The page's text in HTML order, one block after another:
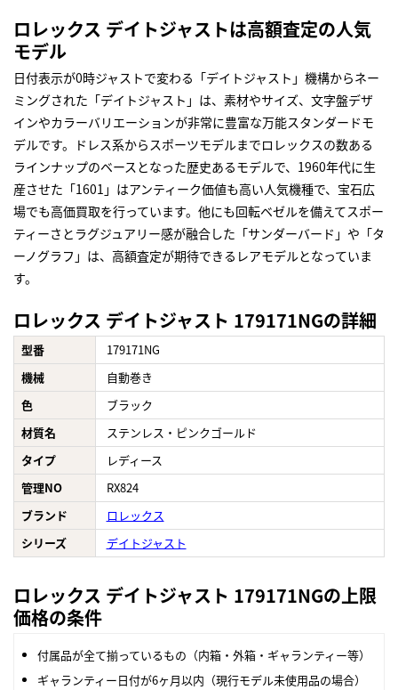
ロレックス デイトジャストは高額査定の人気
モデル
日付表示が0時ジャストで変わる「デイトジャスト」機構からネー
ミングされた「デイトジャスト」は、素材やサイズ、文字盤デザ
インやカラーバリエーションが非常に豊富な万能スタンダードモ
デルです。ドレス系からスポーツモデルまでロレックスの数ある
ラインナップのベースとなった歴史あるモデルで、1960年代に生
産させた「1601」はアンティーク価値も高い人気機種で、宝石広
場でも高価買取を行っています。他にも回転ベゼルを備えてスポー
ティーさとラグジュアリー感が融合した「サンダーバード」や「タ
ーノグラフ」は、高額査定が期待できるレアモデルとなっていま
す。
ロレックス デイトジャスト 179171NGの詳細
型番
179171NG
機械
自動巻き
色
ブラック
材質名
ステンレス・ピンクゴールド
タイプ
レディース
管理NO
RX824
ブランド
ロレックス
シリーズ
デイトジャスト
ロレックス デイトジャスト 179171NGの上限
価格の条件
付属品が全て揃っているもの（内箱・外箱・ギャランティー等）
ギャランティー日付が6ヶ月以内（現行モデル未使用品の場合）